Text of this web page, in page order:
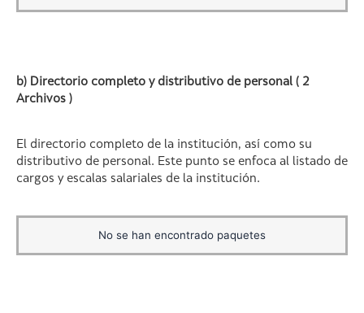
b) Directorio completo y distributivo de personal ( 2
Archivos )
El directorio completo de la institución, así como su
distributivo de personal. Este punto se enfoca al listado de
cargos y escalas salariales de la institución.
No se han encontrado paquetes